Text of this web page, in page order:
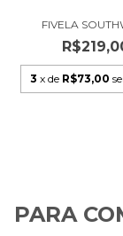
FIVELA
3 x de R$73,00
PARA